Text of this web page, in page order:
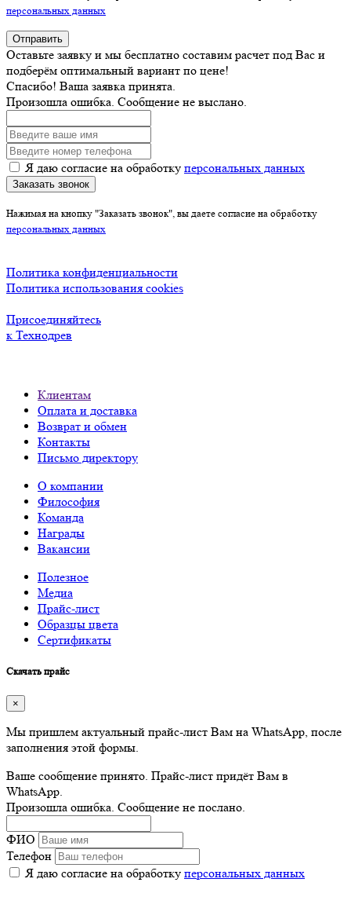
персональных данных
Отправить
Оставьте заявку и мы бесплатно составим расчет под Вас и
подберём оптимальный вариант по цене!
Спасибо! Ваша заявка принята.
Произошла ошибка. Сообщение не выслано.
Я даю согласие на обработку персональных данных
Заказать звонок
Нажимая на кнопку "Заказать звонок", вы даете согласие на обработку
персональных данных
Политика конфиденциальности
Политика использования cookies
Присоединяйтесь
к Технодрев
Клиентам
Оплата и доставка
Возврат и обмен
Контакты
Письмо директору
О компании
Философия
Команда
Награды
Вакансии
Полезное
Медиа
Прайс-лист
Образцы цвета
Сертификаты
Скачать прайс
×
Мы пришлем актуальный прайс-лист Вам на WhatsApp, после
заполнения этой формы.
Ваше сообщение принято. Прайс-лист придёт Вам в
WhatsApp.
Произошла ошибка. Сообщение не послано.
ФИО
Телефон
Я даю согласие на обработку персональных данных